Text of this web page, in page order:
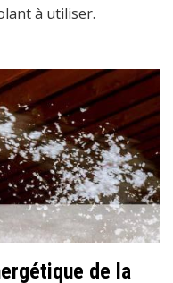
à utiliser.
de la